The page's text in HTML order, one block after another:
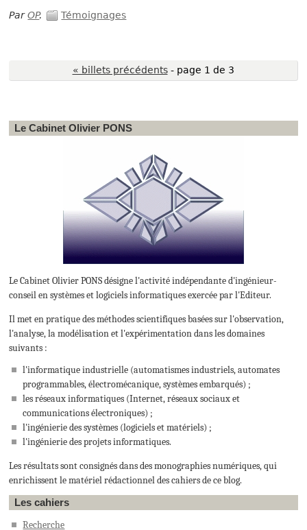
ParOP. Témoignages
« billets précédents- page 1 de 3
Le Cabinet Olivier PONS
Le Cabinet Olivier PONS désigne l'activité indépendante d'ingénieur-
conseil en systèmes et logiciels informatiques exercée par l'Editeur.
Il met en pratique des méthodes scientifiques basées sur l'observation,
l'analyse, la modélisation et l'expérimentation dans les domaines
suivants :
l'informatique industrielle (automatismes industriels, automates
programmables, électromécanique, systèmes embarqués) ;
les réseaux informatiques (Internet, réseaux sociaux et
communications électroniques) ;
l'ingénierie des systèmes (logiciels et matériels) ;
l'ingénierie des projets informatiques.
Les résultats sont consignés dans des monographies numériques, qui
enrichissent le matériel rédactionnel des cahiers de ce blog.
Les cahiers
Recherche